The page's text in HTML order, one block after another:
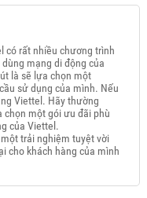
có rất nhiều chương trình
mạng di động của
là sẽ lựa chọn một
sử dụng của mình. Nếu
Viettel. Hãy thường
chọn một gói ưu đãi phù
của Viettel.
trải nghiệm tuyệt vời
cho khách hàng của mình